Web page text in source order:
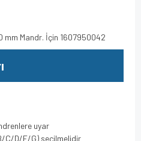
mm Mandr. İçin 1607950042
uyar
C/D/F/G) seçilmelidir